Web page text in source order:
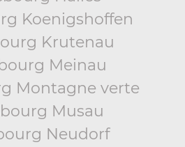
Koenigshoffen
Krutenau
Meinau
Montagne verte
Musau
Neudorf